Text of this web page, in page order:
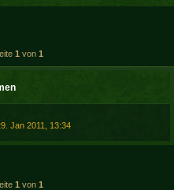
1 von 1
Jan 2011, 13:34
1 von 1